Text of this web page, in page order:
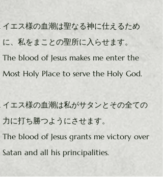
イエス様の血潮は聖なる神に仕えるため
に、私をまことの聖所に入らせます。
The blood of Jesus makes me enter the
Most Holy Place to serve the Holy God.
イエス様の血潮は私がサタンとその全ての
力に打ち勝つようにさせます。
The blood of Jesus grants me victory over
Satan and all his principalities.